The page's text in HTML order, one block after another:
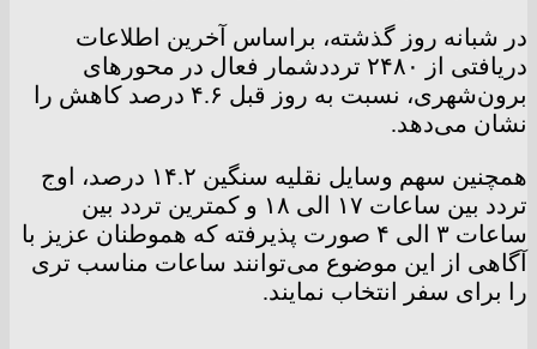
در شبانه روز گذشته، براساس آخرین اطلاعات
دریافتی از ۲۴۸۰ ترددشمار فعال در محور‌های
برون‌شهری، نسبت به روز قبل ۴.۶ درصد کاهش را
نشان می‌دهد.
همچنین سهم وسایل نقلیه سنگین ۱۴.۲ درصد، اوج
تردد بین ساعات ۱۷ الی ۱۸ و کمترین تردد بین
ساعات ۳ الی ۴ صورت پذیرفته که هموطنان عزیز با
آگاهی از این موضوع می‌توانند ساعات مناسب تری
را برای سفر انتخاب نمایند.